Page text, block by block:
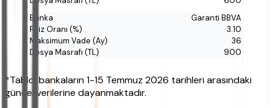
Garanti BBVA
3.10
36
900
*Tablo, bankaların 1-15 Temmuz 2026 tarihleri arasındaki
güncel verilerine dayanmaktadır.